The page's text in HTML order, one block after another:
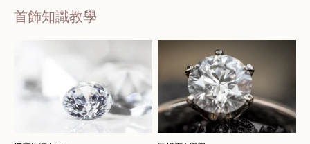
首飾知識教學